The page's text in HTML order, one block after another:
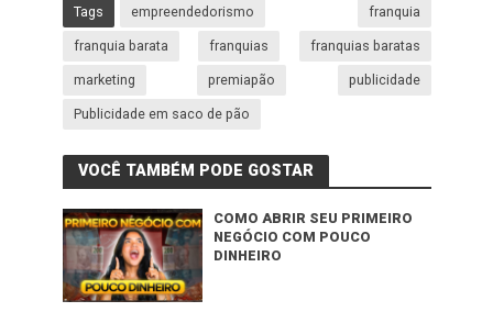
Tags empreendedorismo franquia
franquia barata franquias franquias baratas
marketing premiapão publicidade
Publicidade em saco de pão
VOCÊ TAMBÉM PODE GOSTAR
COMO ABRIR SEU PRIMEIRO
NEGÓCIO COM POUCO
DINHEIRO